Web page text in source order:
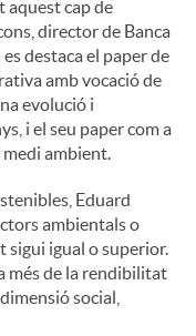
aquest cap de
director de Banca
destaca el paper de
amb vocació de
evolució i
i el seu paper com a
ambient.
Eduard
ambientals o
sigui igual o superior.
més de la rendibilitat
social,